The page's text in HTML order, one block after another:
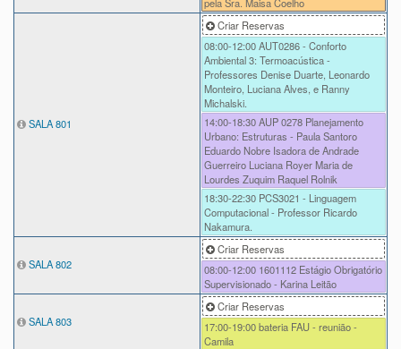
SALA 801
Criar Reservas
08:00-12:00AUT0286 - Conforto
Ambiental 3: Termoacústica -
Professores Denise Duarte, Leonardo
Monteiro, Luciana Alves, e Ranny
Michalski.
14:00-18:30AUP 0278 Planejamento
Urbano: Estruturas - Paula Santoro
Eduardo Nobre Isadora de Andrade
Guerreiro Luciana Royer Maria de
Lourdes Zuquim Raquel Rolnik
18:30-22:30 PCS3021 - Linguagem
Computacional - Professor Ricardo
Nakamura.
SALA 802
Criar Reservas
08:00-12:00 1601112 Estágio Obrigatório
Supervisionado - Karina Leitão
SALA 803
Criar Reservas
17:00-19:00bateria FAU - reunião -
Camila